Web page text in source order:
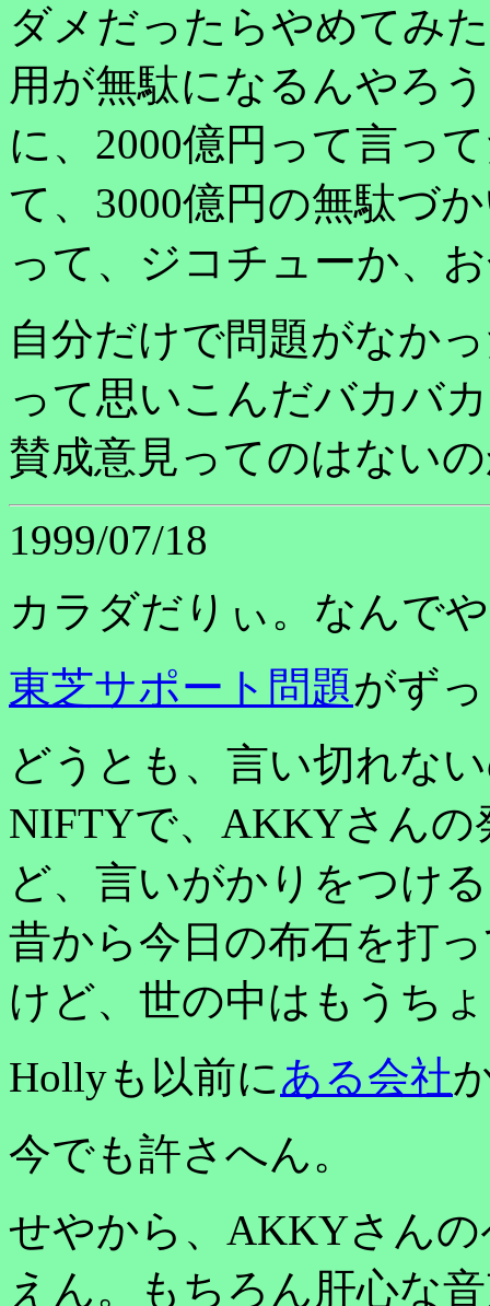
ダメだったらやめてみ
用が無駄になるんやろ
に、2000億円って言っ
て、3000億円の無駄づ
って、ジコチューか、
自分だけで問題がなか
って思いこんだバカバ
賛成意見ってのはない
1999/07/18
カラダだりぃ。なんで
東芝サポート問題がず
どうとも、言い切れな
NIFTYで、AKKYさん
ど、言いがかりをつけ
昔から今日の布石を打
けど、世の中はもうち
Hollyも以前にある会社
今でも許さへん。
せやから、AKKYさん
えん。もちろん肝心な